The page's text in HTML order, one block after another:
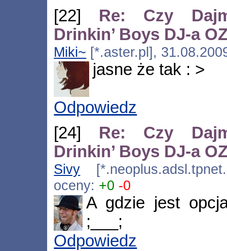
[22] Re: Czy
Drinkin’ Boys DJ-a
Miki~ [*.aster.pl],
jasne że tak : >
Odpowiedz
[24] Re: Czy
Drinkin’ Boys DJ-a
Sivy
oceny: +0 -0
A gdzie jest
;___;
Odpowiedz